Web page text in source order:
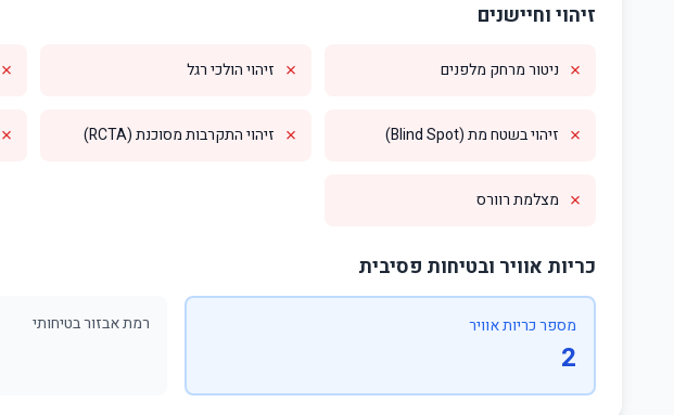
זיהוי וחיישנים
✗ ניטור מרחק מלפנים ✗ זיהוי הולכי רגל ✗
✗ זיהוי בשטח מת (Blind Spot) ✗ זיהוי התקרבות מסוכנת (RCTA) ✗
✗ מצלמת רוורס
כריות אוויר ובטיחות פסיבית
מספר כריות אוויר
2
רמת אבזור בטיחותי